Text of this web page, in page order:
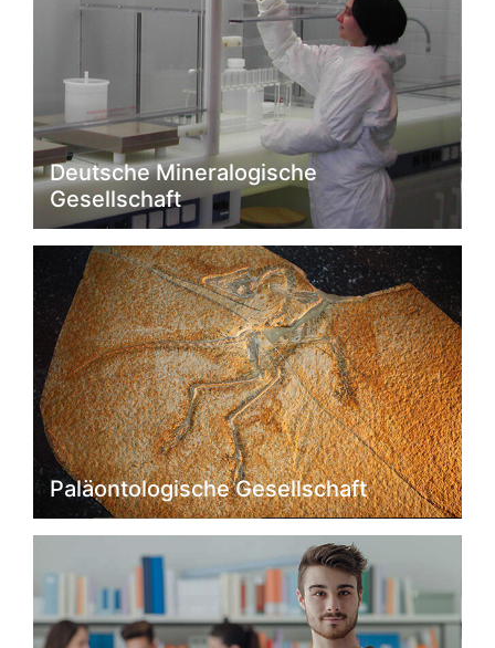
Deutsche Mineralogische
Gesellschaft
Paläontologische Gesellschaft